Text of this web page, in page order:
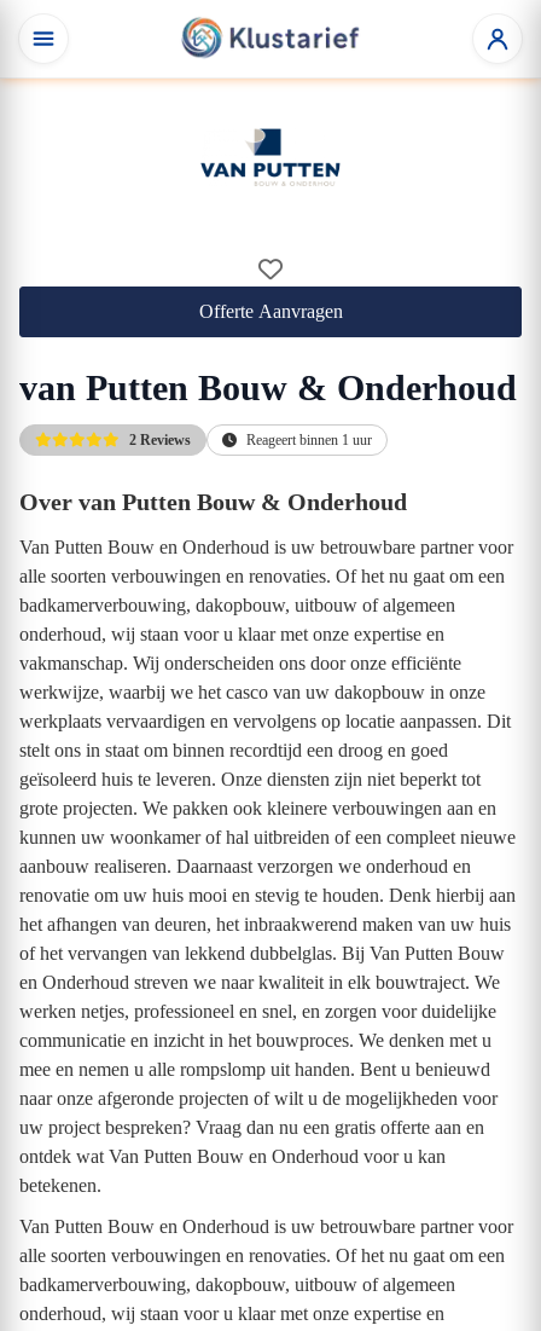
Offerte Aanvragen
van Putten Bouw & Onderhoud
2 Reviews Reageert binnen 1 uur
Over van Putten Bouw & Onderhoud
Van Putten Bouw en Onderhoud is uw betrouwbare partner voor
alle soorten verbouwingen en renovaties. Of het nu gaat om een
badkamerverbouwing, dakopbouw, uitbouw of algemeen
onderhoud, wij staan voor u klaar met onze expertise en
vakmanschap. Wij onderscheiden ons door onze efficiënte
werkwijze, waarbij we het casco van uw dakopbouw in onze
werkplaats vervaardigen en vervolgens op locatie aanpassen. Dit
stelt ons in staat om binnen recordtijd een droog en goed
geïsoleerd huis te leveren. Onze diensten zijn niet beperkt tot
grote projecten. We pakken ook kleinere verbouwingen aan en
kunnen uw woonkamer of hal uitbreiden of een compleet nieuwe
aanbouw realiseren. Daarnaast verzorgen we onderhoud en
renovatie om uw huis mooi en stevig te houden. Denk hierbij aan
het afhangen van deuren, het inbraakwerend maken van uw huis
of het vervangen van lekkend dubbelglas. Bij Van Putten Bouw
en Onderhoud streven we naar kwaliteit in elk bouwtraject. We
werken netjes, professioneel en snel, en zorgen voor duidelijke
communicatie en inzicht in het bouwproces. We denken met u
mee en nemen u alle rompslomp uit handen. Bent u benieuwd
naar onze afgeronde projecten of wilt u de mogelijkheden voor
uw project bespreken? Vraag dan nu een gratis offerte aan en
ontdek wat Van Putten Bouw en Onderhoud voor u kan
betekenen.
Van Putten Bouw en Onderhoud is uw betrouwbare partner voor
alle soorten verbouwingen en renovaties. Of het nu gaat om een
badkamerverbouwing, dakopbouw, uitbouw of algemeen
onderhoud, wij staan voor u klaar met onze expertise en